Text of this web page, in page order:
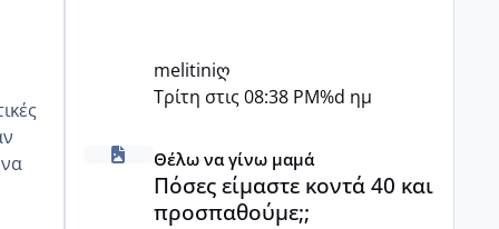
melitiniღ
Τρίτη στις 08:38 PM%d ημ
Πόσες είμαστε κοντά 40 και προσπαθούμε;;
Θέλω να γίνω μαμά
Πόσες είμαστε κοντά 40 και
προσπαθούμε;;